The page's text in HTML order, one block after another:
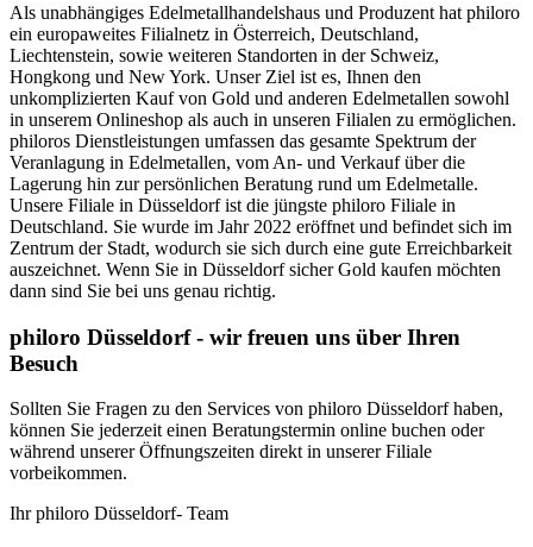
Als unabhängiges Edelmetallhandelshaus und Produzent hat philoro
ein europaweites Filialnetz in Österreich, Deutschland,
Liechtenstein, sowie weiteren Standorten in der Schweiz,
Hongkong und New York. Unser Ziel ist es, Ihnen den
unkomplizierten Kauf von Gold und anderen Edelmetallen sowohl
in unserem Onlineshop als auch in unseren Filialen zu ermöglichen.
philoros Dienstleistungen umfassen das gesamte Spektrum der
Veranlagung in Edelmetallen, vom An- und Verkauf über die
Lagerung hin zur persönlichen Beratung rund um Edelmetalle.
Unsere Filiale in Düsseldorf ist die jüngste philoro Filiale in
Deutschland. Sie wurde im Jahr 2022 eröffnet und befindet sich im
Zentrum der Stadt, wodurch sie sich durch eine gute Erreichbarkeit
auszeichnet. Wenn Sie in Düsseldorf sicher Gold kaufen möchten
dann sind Sie bei uns genau richtig.
philoro Düsseldorf - wir freuen uns über Ihren
Besuch
Sollten Sie Fragen zu den Services von philoro Düsseldorf haben,
können Sie jederzeit einen Beratungstermin online buchen oder
während unserer Öffnungszeiten direkt in unserer Filiale
vorbeikommen.
Ihr philoro Düsseldorf- Team